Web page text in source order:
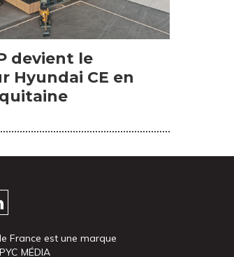
devient le
Hyundai CE en
France est une marque
MÉDIA